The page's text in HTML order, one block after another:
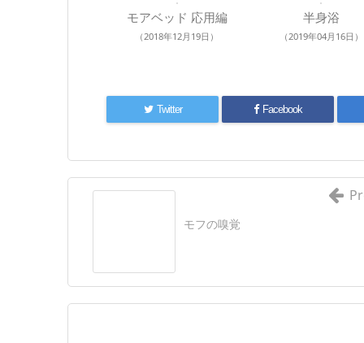
モアベッド 応用編
（2018年12月19日）
半身浴
（2019年04月16日）
Twitter Facebook
モフの嗅覚